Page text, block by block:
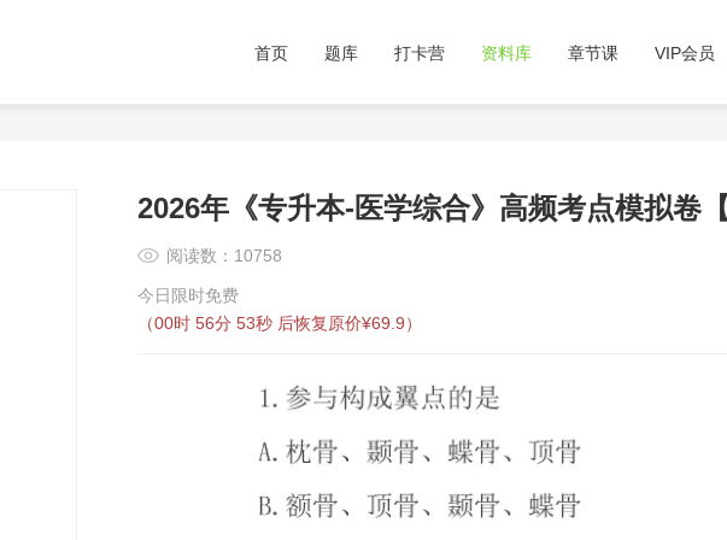
首页 题库 打卡营 资料库 章节课 VIP会员
2026年《专升本-医学综合》高频考点模拟卷【
阅读数：10758
今日限时免费
（00时 56分 53秒 后恢复原价¥69.9）